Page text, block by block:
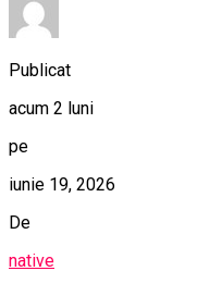
Publicat
acum 2 luni
pe
iunie 19, 2026
De
native